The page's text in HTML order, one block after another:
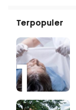
Terpopuler